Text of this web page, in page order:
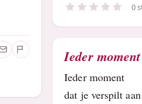
0
Ieder moment
Ieder moment
dat je verspilt